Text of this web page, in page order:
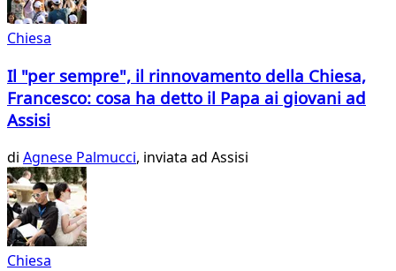
Chiesa
Il "per sempre", il rinnovamento della Chiesa,
Francesco: cosa ha detto il Papa ai giovani ad
Assisi
di Agnese Palmucci, inviata ad Assisi
Chiesa